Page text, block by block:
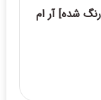
شده] آر ام